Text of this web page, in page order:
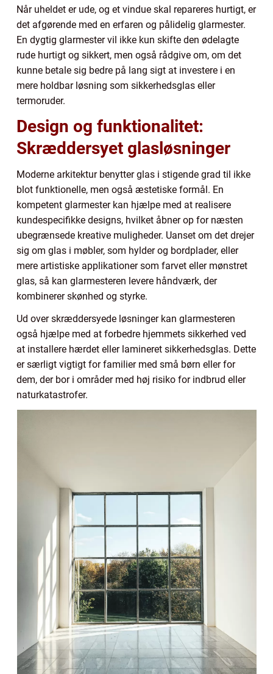
Når uheldet er ude, og et vindue skal repareres hurtigt, er
det afgørende med en erfaren og pålidelig glarmester.
En dygtig glarmester vil ikke kun skifte den ødelagte
rude hurtigt og sikkert, men også rådgive om, om det
kunne betale sig bedre på lang sigt at investere i en
mere holdbar løsning som sikkerhedsglas eller
termoruder.
Design og funktionalitet:
Skræddersyet glasløsninger
Moderne arkitektur benytter glas i stigende grad til ikke
blot funktionelle, men også æstetiske formål. En
kompetent glarmester kan hjælpe med at realisere
kundespecifikke designs, hvilket åbner op for næsten
ubegrænsede kreative muligheder. Uanset om det drejer
sig om glas i møbler, som hylder og bordplader, eller
mere artistiske applikationer som farvet eller mønstret
glas, så kan glarmesteren levere håndværk, der
kombinerer skønhed og styrke.
Ud over skræddersyede løsninger kan glarmesteren
også hjælpe med at forbedre hjemmets sikkerhed ved
at installere hærdet eller lamineret sikkerhedsglas. Dette
er særligt vigtigt for familier med små børn eller for
dem, der bor i områder med høj risiko for indbrud eller
naturkatastrofer.